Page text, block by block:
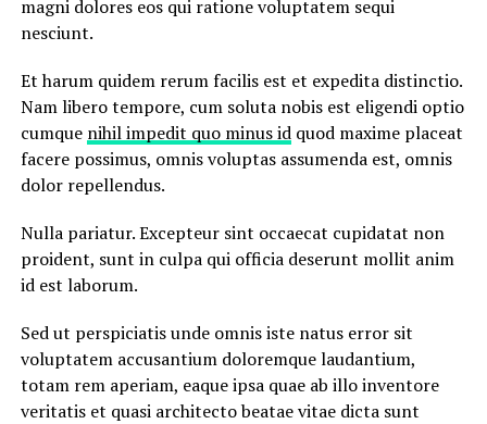
magni dolores eos qui ratione voluptatem sequi
nesciunt.
Et harum quidem rerum facilis est et expedita distinctio.
Nam libero tempore, cum soluta nobis est eligendi optio
cumque nihil impedit quo minus idquod maxime placeat
facere possimus, omnis voluptas assumenda est, omnis
dolor repellendus.
Nulla pariatur. Excepteur sint occaecat cupidatat non
proident, sunt in culpa qui officia deserunt mollit anim
id est laborum.
Sed ut perspiciatis unde omnis iste natus error sit
voluptatem accusantium doloremque laudantium,
totam rem aperiam, eaque ipsa quae ab illo inventore
veritatis et quasi architecto beatae vitae dicta sunt